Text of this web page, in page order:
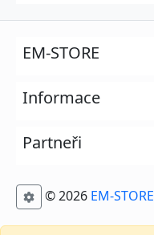
EM-STORE
Informace
Partneři
© 2026 EM-STORE